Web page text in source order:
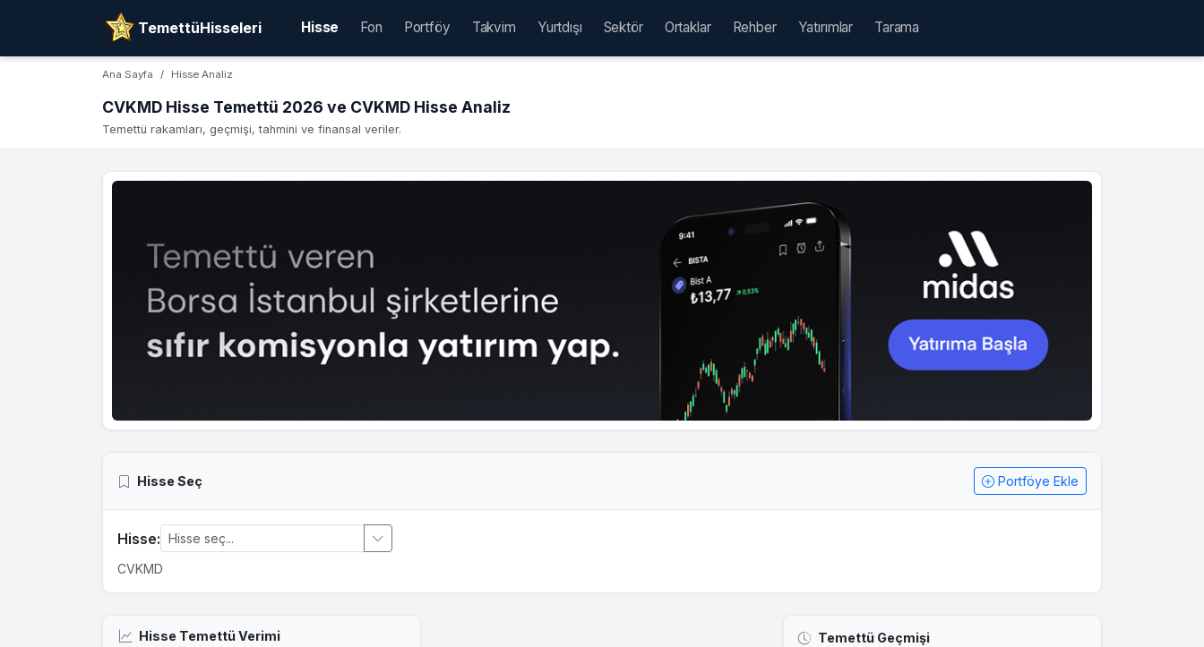
TemettüHisseleri Hisse Fon Portföy Takvim Yurtdışı Sektör Ortaklar Rehber Yatırımlar Tarama
Ana Sayfa Hisse Analiz
CVKMD Hisse Temettü 2026 ve CVKMD Hisse Analiz
Temettü rakamları, geçmişi, tahmini ve finansal veriler.
Hisse Seç Portföye Ekle
Hisse:
CVKMD
Hisse Temettü Verimi Temettü Geçmişi